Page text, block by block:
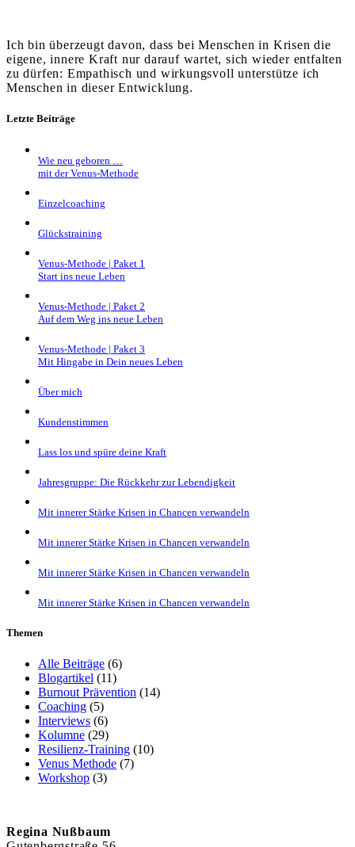
Ich bin überzeugt davon, dass bei Menschen in Krisen die
eigene, innere Kraft nur darauf wartet, sich wieder entfalten
zu dürfen: Empathisch und wirkungsvoll unterstütze ich
Menschen in dieser Entwicklung.
Letzte Beiträge
Wie neu geboren …
mit der Venus-Methode
Einzelcoaching
Glückstraining
Venus-Methode | Paket 1
Start ins neue Leben
Venus-Methode | Paket 2
Auf dem Weg ins neue Leben
Venus-Methode | Paket 3
Mit Hingabe in Dein neues Leben
Über mich
Kundenstimmen
Lass los und spüre deine Kraft
Jahresgruppe: Die Rückkehr zur Lebendigkeit
Mit innerer Stärke Krisen in Chancen verwandeln
Mit innerer Stärke Krisen in Chancen verwandeln
Mit innerer Stärke Krisen in Chancen verwandeln
Mit innerer Stärke Krisen in Chancen verwandeln
Themen
Alle Beiträge (6)
Blogartikel (11)
Burnout Prävention (14)
Coaching (5)
Interviews (6)
Kolumne (29)
Resilienz-Training (10)
Venus Methode (7)
Workshop (3)
Regina Nußbaum